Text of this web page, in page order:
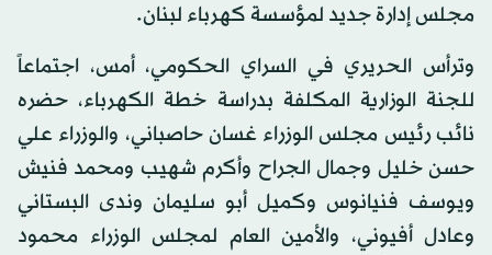
مجلس إدارة جديد لمؤسسة كهرباء لبنان.
وترأس الحريري في السراي الحكومي، أمس، اجتماعاً
للجنة الوزارية المكلفة بدراسة خطة الكهرباء، حضره
نائب رئيس مجلس الوزراء غسان حاصباني، والوزراء علي
حسن خليل وجمال الجراح وأكرم شهيب ومحمد فنيش
ويوسف فنيانوس وكميل أبو سليمان وندى البستاني
وعادل أفيوني، والأمين العام لمجلس الوزراء محمود